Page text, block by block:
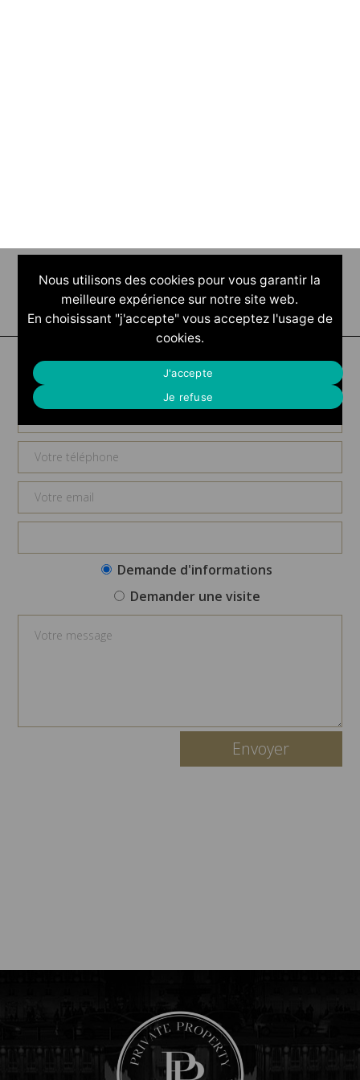
Demande d'informations
Demande d'informations
Demander une visite
Nous utilisons des cookies pour vous garantir la
meilleure expérience sur notre site web.
En choisissant "j'accepte" vous acceptez l'usage de
cookies.
J'accepte
Je refuse